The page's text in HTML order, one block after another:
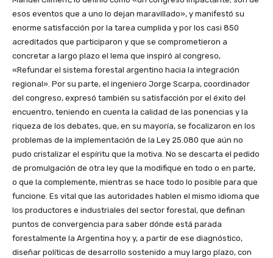
esos eventos que a uno lo dejan maravillado», y manifestó su
enorme satisfacción por la tarea cumplida y por los casi 850
acreditados que participaron y que se comprometieron a
concretar a largo plazo el lema que inspiró al congreso,
«Refundar el sistema forestal argentino hacia la integración
regional». Por su parte, el ingeniero Jorge Scarpa, coordinador
del congreso, expresó también su satisfacción por el éxito del
encuentro, teniendo en cuenta la calidad de las ponencias y la
riqueza de los debates, que, en su mayoría, se focalizaron en los
problemas de la implementación de la Ley 25.080 que aún no
pudo cristalizar el espíritu que la motiva. No se descarta el pedido
de promulgación de otra ley que la modifique en todo o en parte,
o que la complemente, mientras se hace todo lo posible para que
funcione. Es vital que las autoridades hablen el mismo idioma que
los productores e industriales del sector forestal, que definan
puntos de convergencia para saber dónde está parada
forestalmente la Argentina hoy y, a partir de ese diagnóstico,
diseñar políticas de desarrollo sostenido a muy largo plazo, con